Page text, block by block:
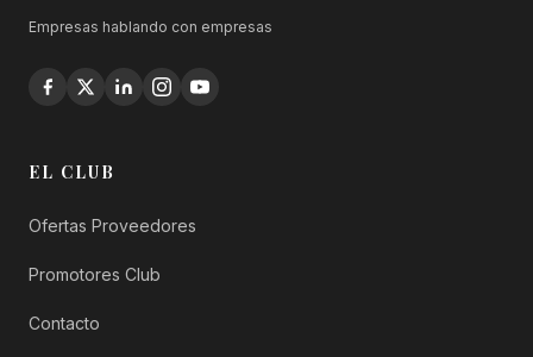
Empresas hablando con empresas
EL CLUB
Ofertas Proveedores
Promotores Club
Contacto